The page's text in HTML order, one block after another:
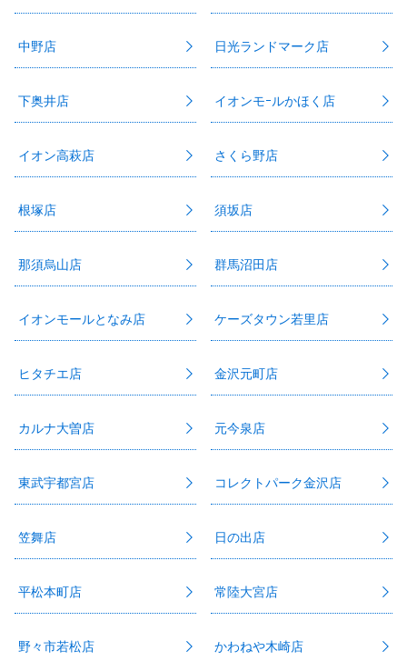
中野店 日光ランドマーク店
下奥井店 イオンモｰルかほく店
イオン高萩店 さくら野店
根塚店 須坂店
那須烏山店 群馬沼田店
イオンモールとなみ店 ケーズタウン若里店
ヒタチエ店 金沢元町店
カルナ大曽店 元今泉店
東武宇都宮店 コレクトパーク金沢店
笠舞店 日の出店
平松本町店 常陸大宮店
野々市若松店 かわねや木崎店